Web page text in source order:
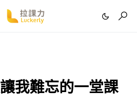
我難忘的一堂課